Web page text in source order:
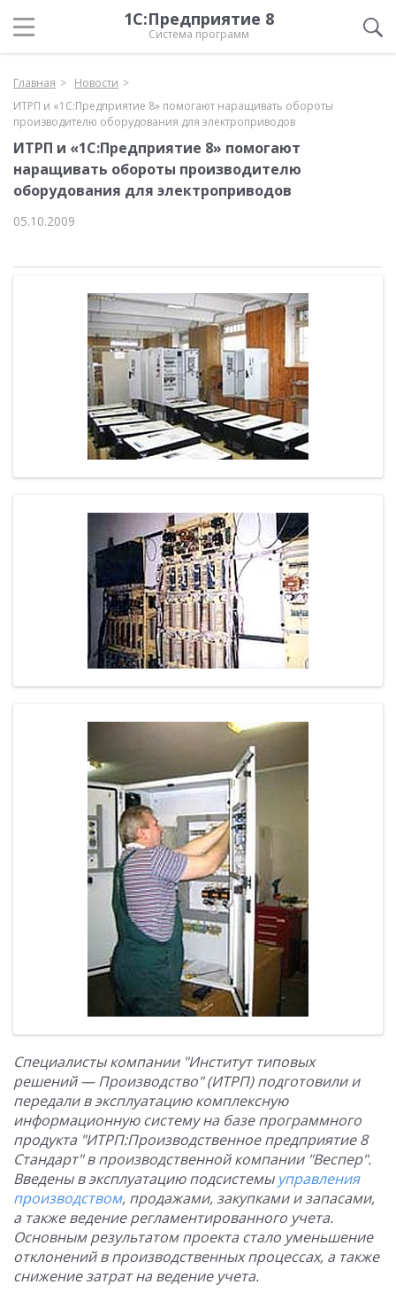
1С:Предприятие 8
Система программ
Главная
Новости
ИТРП и «1С:Предприятие 8» помогают наращивать обороты
производителю оборудования для электроприводов
ИТРП и «1С:Предприятие 8» помогают
наращивать обороты производителю
оборудования для электроприводов
05.10.2009
Специалисты компании "Институт типовых
решений — Производство" (ИТРП) подготовили и
передали в эксплуатацию комплексную
информационную систему на базе программного
продукта "ИТРП:Производственное предприятие 8
Стандарт" в производственной компании "Веспер".
Введены в эксплуатацию подсистемы управления
производством, продажами, закупками и запасами,
а также ведение регламентированного учета.
Основным результатом проекта стало уменьшение
отклонений в производственных процессах, а также
снижение затрат на ведение учета.